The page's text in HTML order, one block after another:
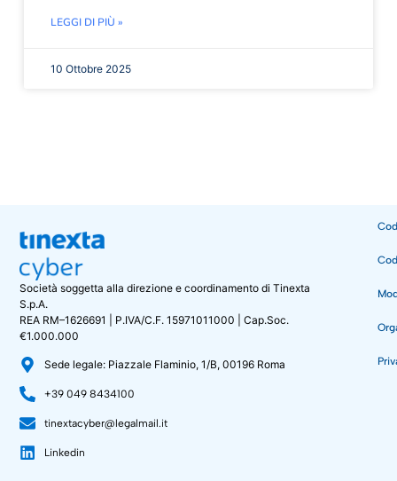
LEGGI DI PIÙ »
10 Ottobre 2025
Società soggetta alla direzione e coordinamento di Tinexta
S.p.A.
REA RM–1626691 | P.IVA/C.F. 15971011000 | Cap.Soc.
€1.000.000
Sede legale: Piazzale Flaminio, 1/B, 00196 Roma
+39 049 8434100
tinextacyber@legalmail.it
Linkedin